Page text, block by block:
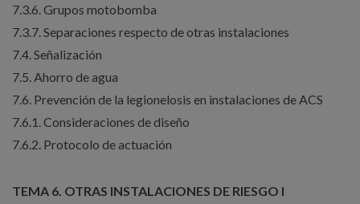
7.3.6. Grupos motobomba
7.3.7. Separaciones respecto de otras instalaciones
7.4. Señalización
7.5. Ahorro de agua
7.6. Prevención de la legionelosis en instalaciones de ACS
7.6.1. Consideraciones de diseño
7.6.2. Protocolo de actuación
TEMA 6. OTRAS INSTALACIONES DE RIESGO I